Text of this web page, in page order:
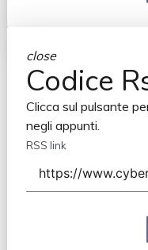
close
Codice
Clicca sul pulsante
negli appunti.
RSS link